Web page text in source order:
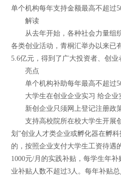
单个机构每年支持金额最高不超过
解读
从去年开始，各种社会力量组
各类创业活动，青桐汇举办以来已
5.6亿元，得到了广大投资者、创业
亮点
单个机构补助每年最高不超过
大学生在创业企业实习 给企业
新创企业只须网上登记注册政
支持高校院所在校大学生开展创
划”创业人才类企业或孵化器在孵
的，按照企业支付大学生工资待遇
1000元/月的实践补贴，每学生年
业补贴人数不超过3人。每年补贴总